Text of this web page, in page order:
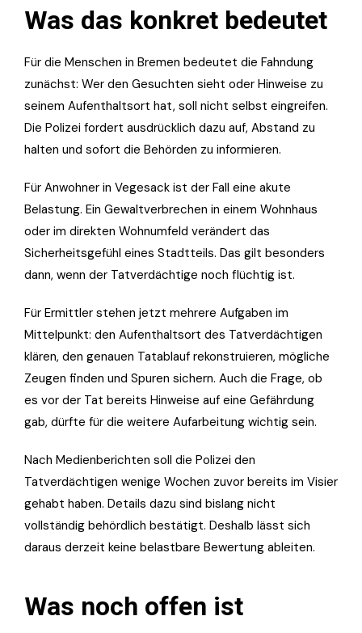
Was das konkret bedeutet
Für die Menschen in Bremen bedeutet die Fahndung
zunächst: Wer den Gesuchten sieht oder Hinweise zu
seinem Aufenthaltsort hat, soll nicht selbst eingreifen.
Die Polizei fordert ausdrücklich dazu auf, Abstand zu
halten und sofort die Behörden zu informieren.
Für Anwohner in Vegesack ist der Fall eine akute
Belastung. Ein Gewaltverbrechen in einem Wohnhaus
oder im direkten Wohnumfeld verändert das
Sicherheitsgefühl eines Stadtteils. Das gilt besonders
dann, wenn der Tatverdächtige noch flüchtig ist.
Für Ermittler stehen jetzt mehrere Aufgaben im
Mittelpunkt: den Aufenthaltsort des Tatverdächtigen
klären, den genauen Tatablauf rekonstruieren, mögliche
Zeugen finden und Spuren sichern. Auch die Frage, ob
es vor der Tat bereits Hinweise auf eine Gefährdung
gab, dürfte für die weitere Aufarbeitung wichtig sein.
Nach Medienberichten soll die Polizei den
Tatverdächtigen wenige Wochen zuvor bereits im Visier
gehabt haben. Details dazu sind bislang nicht
vollständig behördlich bestätigt. Deshalb lässt sich
daraus derzeit keine belastbare Bewertung ableiten.
Was noch offen ist